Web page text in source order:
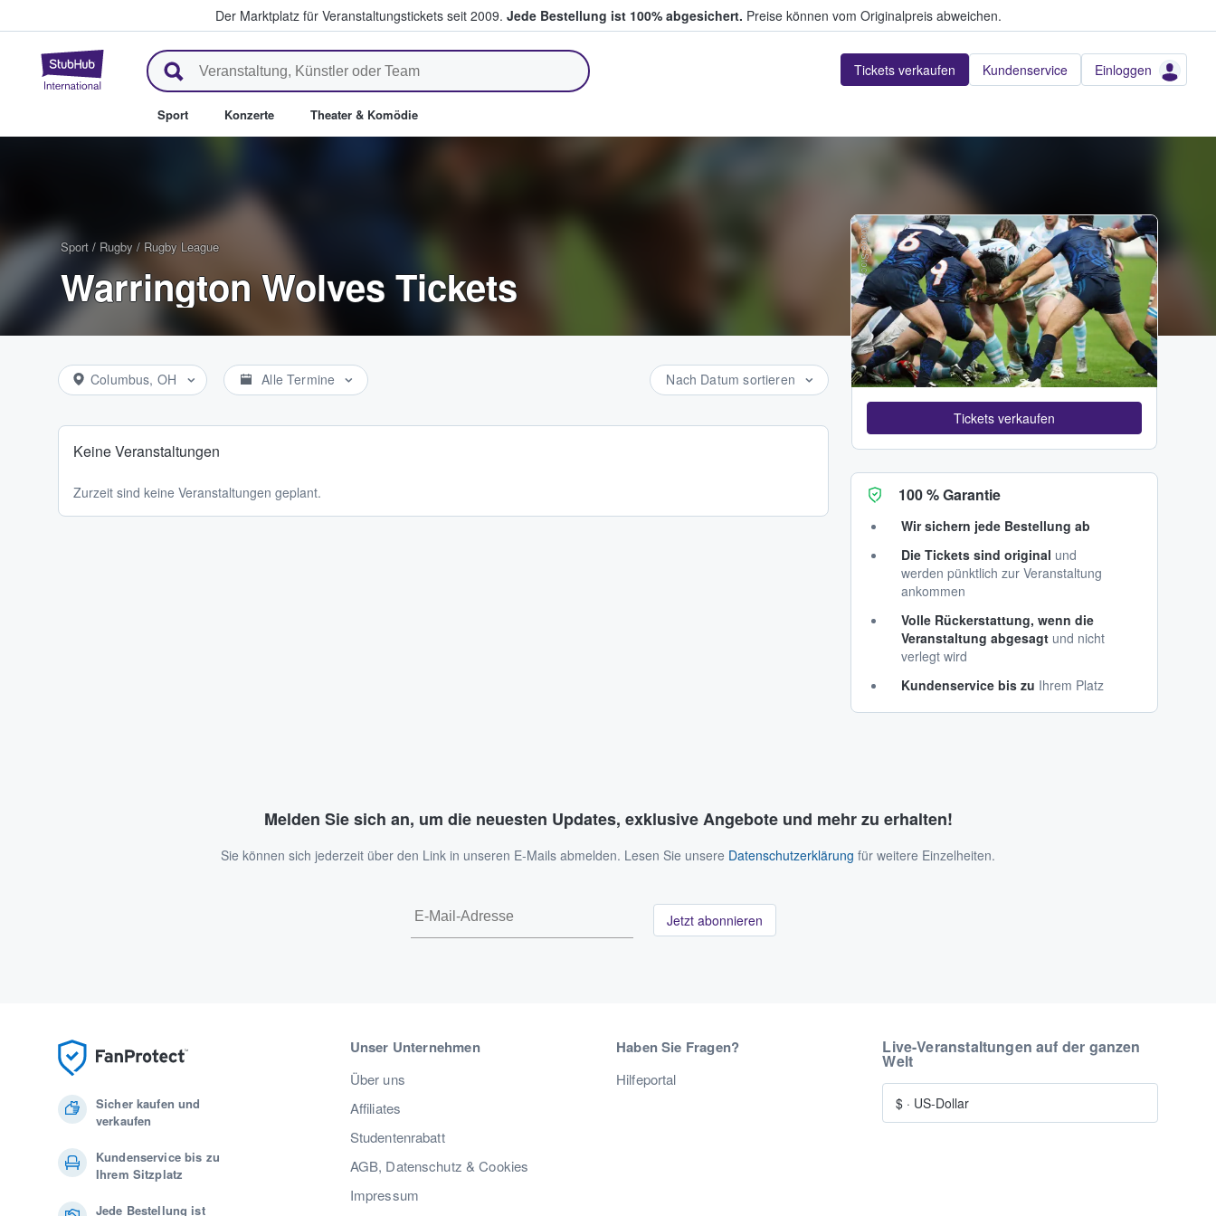
Der Marktplatz für Veranstaltungstickets seit 2009. Jede Bestellung ist 100% abgesichert. Preise können vom Originalpreis abweichen.
StubHub - Wo Fans Tickets kaufen & verkaufen Tickets verkaufen Kundenservice Einloggen
Sport Konzerte Theater & Komödie
Sport / Rugby / Rugby League
Warrington Wolves Tickets
Columbus, OH Alle Termine Nach Datum sortieren
Keine Veranstaltungen
Zurzeit sind keine Veranstaltungen geplant.
Adobe Stock
Tickets verkaufen
100 % Garantie
Wir sichern jede Bestellung ab
Die Tickets sind original und
werden pünktlich zur Veranstaltung
ankommen
Volle Rückerstattung, wenn die
Veranstaltung abgesagt und nicht
verlegt wird
Kundenservice bis zu Ihrem Platz
Melden Sie sich an, um die neuesten Updates, exklusive Angebote und mehr zu erhalten!
Sie können sich jederzeit über den Link in unseren E-Mails abmelden. Lesen Sie unsere Datenschutzerklärung für weitere Einzelheiten.
Jetzt abonnieren
Sicher kaufen und
verkaufen
Kundenservice bis zu
Ihrem Sitzplatz
Jede Bestellung ist
Unser Unternehmen
Über uns
Affiliates
Studentenrabatt
AGB, Datenschutz & Cookies
Impressum
Haben Sie Fragen?
Hilfeportal
Live-Veranstaltungen auf der ganzen
Welt
$ · US-Dollar